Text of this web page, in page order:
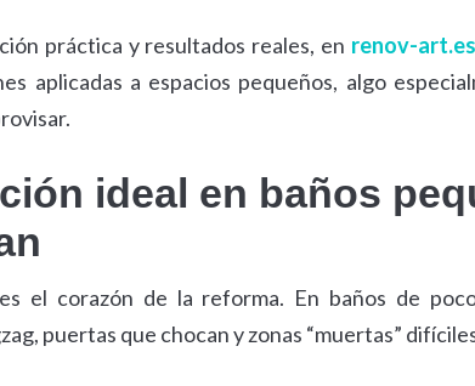
práctica y resultados reales, en renov-art.es
aplicadas a espacios pequeños, algo
ideal en baños
el corazón de la reforma. En baños de
puertas que chocan y zonas “muertas”